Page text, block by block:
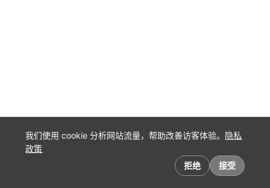
我们使用 cookie 分析网站流量，帮助改善访客体验。 隐私
政策
拒绝
接受
Cookie 偏好